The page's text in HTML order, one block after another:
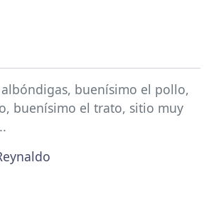
buenísimo el pollo,
buenísimo el trato, sitio muy